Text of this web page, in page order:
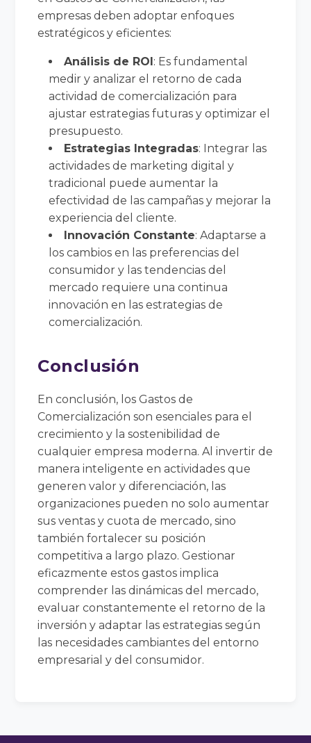
empresas deben adoptar enfoques
estratégicos y eficientes:
Análisis de ROI: Es fundamental
medir y analizar el retorno de cada
actividad de comercialización para
ajustar estrategias futuras y optimizar el
presupuesto.
Estrategias Integradas: Integrar las
actividades de marketing digital y
tradicional puede aumentar la
efectividad de las campañas y mejorar la
experiencia del cliente.
Innovación Constante: Adaptarse a
los cambios en las preferencias del
consumidor y las tendencias del
mercado requiere una continua
innovación en las estrategias de
comercialización.
Conclusión
En conclusión, los Gastos de
Comercialización son esenciales para el
crecimiento y la sostenibilidad de
cualquier empresa moderna. Al invertir de
manera inteligente en actividades que
generen valor y diferenciación, las
organizaciones pueden no solo aumentar
sus ventas y cuota de mercado, sino
también fortalecer su posición
competitiva a largo plazo. Gestionar
eficazmente estos gastos implica
comprender las dinámicas del mercado,
evaluar constantemente el retorno de la
inversión y adaptar las estrategias según
las necesidades cambiantes del entorno
empresarial y del consumidor.